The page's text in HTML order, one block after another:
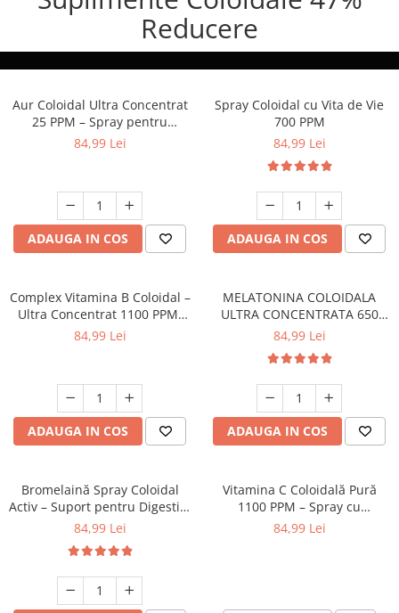
Piele
Sistem Respirator
Stress & Somn
Tratament Par
Vitamine & Suplimente
Vitamine Coloidale
Reducere
Aur Coloidal Ultra Concentrat
25 PPM – Spray pentru
Claritate Mentală 150 ml
84,99 Lei
ADAUGA IN COS
Spray Coloidal cu Vita de Vie
700 PPM
84,99 Lei
ADAUGA IN COS
Complex Vitamina B Coloidal –
Ultra Concentrat 1100 PPM,
pentru Energie, Sistem
84,99 Lei
ADAUGA IN COS
MELATONINA COLOIDALA
ULTRA CONCENTRATA 650
ppm 150 ml
84,99 Lei
ADAUGA IN COS
Bromelaină Spray Coloidal
Activ – Suport pentru Digestie,
Confort și Vitalitate, 150 ml
84,99 Lei
Vitamina C Coloidală Pură
1100 PPM – Spray cu
Absorbție Rapidă, 150 ml
84,99 Lei